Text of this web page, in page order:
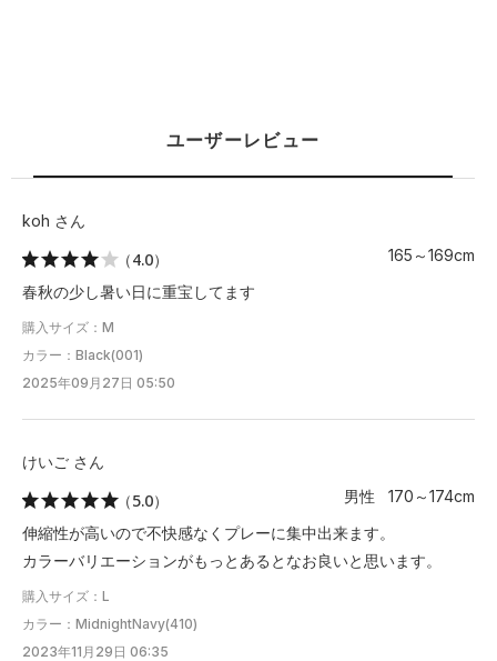
ユーザーレビュー
koh さん
（4.0）
165～169cm
春秋の少し暑い日に重宝してます
購入サイズ：M
カラー：Black(001)
2025年09月27日 05:50
けいご さん
（5.0）
男性 170～174cm
伸縮性が高いので不快感なくプレーに集中出来ます。
カラーバリエーションがもっとあるとなお良いと思います。
購入サイズ：L
カラー：MidnightNavy(410)
2023年11月29日 06:35